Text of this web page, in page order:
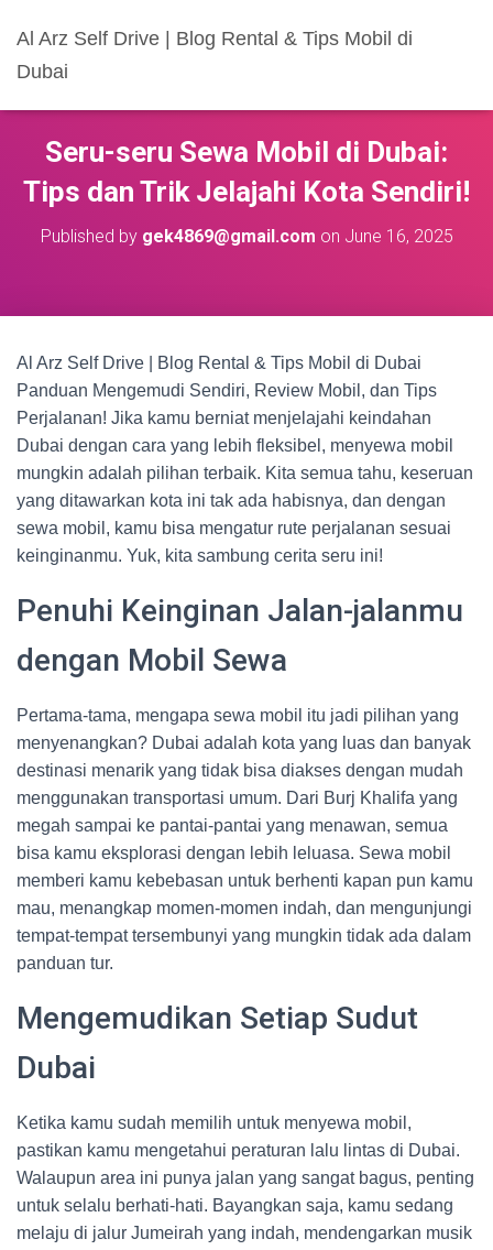
Al Arz Self Drive | Blog Rental & Tips Mobil di
Dubai
Seru-seru Sewa Mobil di Dubai:
Tips dan Trik Jelajahi Kota Sendiri!
Published by gek4869@gmail.com on June 16, 2025
Al Arz Self Drive | Blog Rental & Tips Mobil di Dubai
Panduan Mengemudi Sendiri, Review Mobil, dan Tips
Perjalanan! Jika kamu berniat menjelajahi keindahan
Dubai dengan cara yang lebih fleksibel, menyewa mobil
mungkin adalah pilihan terbaik. Kita semua tahu, keseruan
yang ditawarkan kota ini tak ada habisnya, dan dengan
sewa mobil, kamu bisa mengatur rute perjalanan sesuai
keinginanmu. Yuk, kita sambung cerita seru ini!
Penuhi Keinginan Jalan-jalanmu
dengan Mobil Sewa
Pertama-tama, mengapa sewa mobil itu jadi pilihan yang
menyenangkan? Dubai adalah kota yang luas dan banyak
destinasi menarik yang tidak bisa diakses dengan mudah
menggunakan transportasi umum. Dari Burj Khalifa yang
megah sampai ke pantai-pantai yang menawan, semua
bisa kamu eksplorasi dengan lebih leluasa. Sewa mobil
memberi kamu kebebasan untuk berhenti kapan pun kamu
mau, menangkap momen-momen indah, dan mengunjungi
tempat-tempat tersembunyi yang mungkin tidak ada dalam
panduan tur.
Mengemudikan Setiap Sudut
Dubai
Ketika kamu sudah memilih untuk menyewa mobil,
pastikan kamu mengetahui peraturan lalu lintas di Dubai.
Walaupun area ini punya jalan yang sangat bagus, penting
untuk selalu berhati-hati. Bayangkan saja, kamu sedang
melaju di jalur Jumeirah yang indah, mendengarkan musik